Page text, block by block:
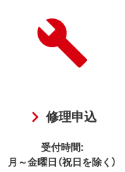
修理申込
受付時間:
月～金曜日（祝日を除く）